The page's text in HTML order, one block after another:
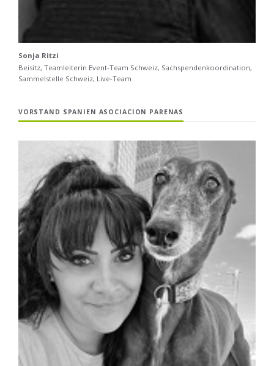
Sonja Ritzi
Beisitz, Teamleiterin Event-Team Schweiz, Sachspendenkoordination,
Sammelstelle Schweiz, Live-Team
VORSTAND SPANIEN ASOCIACION PARENAS